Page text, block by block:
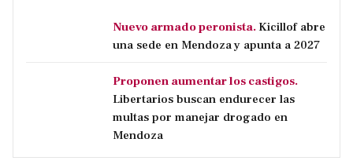
Nuevo armado peronista. Kicillof abre
una sede en Mendoza y apunta a 2027
Proponen aumentar los castigos.
Libertarios buscan endurecer las
multas por manejar drogado en
Mendoza